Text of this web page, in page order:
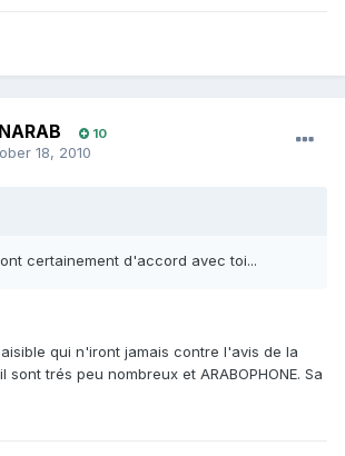
10
18, 2010
certainement d'accord avec toi...
qui n'iront jamais contre l'avis de la
trés peu nombreux et ARABOPHONE. Sa